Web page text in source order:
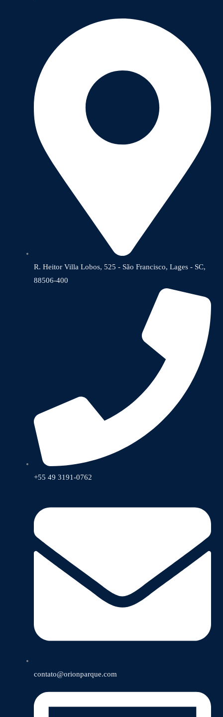
R. Heitor Villa Lobos, 525 - São Francisco, Lages - SC,
88506-400
+55 49 3191-0762
contato@orionparque.com